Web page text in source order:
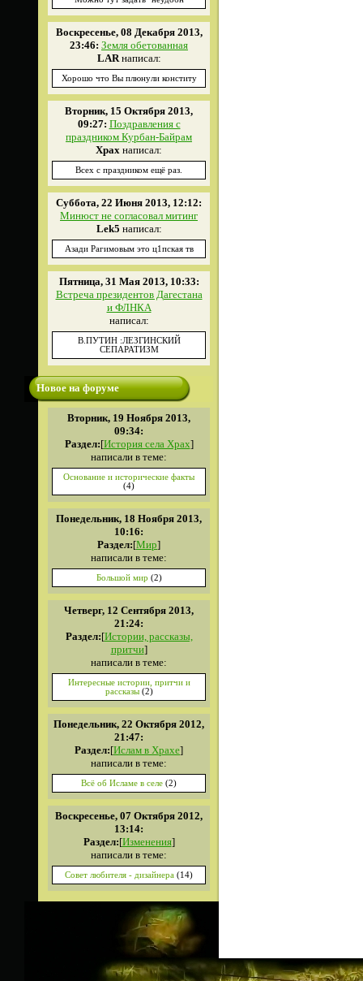
Воскресенье, 08 Декабря 2013,
23:46: Земля обетованная
LARнаписал:
Хорошо что Вы плюнули конститу
Вторник, 15 Октября 2013,
09:27: Поздравления с
праздником Курбан-Байрам
Xpax написал:
Всех с праздником ещё раз.
Суббота, 22 Июня 2013, 12:12:
Минюст не согласовал митинг
Lek5 написал:
Азади Рагимовым это ц1пская тв
Пятница, 31 Мая 2013, 10:33:
Встреча президентов Дагестана
и ФЛНКА
написал:
В.ПУТИН :ЛЕЗГИНСКИЙ
СЕПАРАТИЗМ
Новое на форуме
Вторник, 19 Ноября 2013,
09:34:
Раздел:[История села Храх]
написали в теме:
Основание и исторические факты
(4)
Понедельник, 18 Ноября 2013,
10:16:
Раздел:[Мир]
написали в теме:
Большой мир (2)
Четверг, 12 Сентября 2013,
21:24:
Раздел:[Истории, рассказы,
притчи]
написали в теме:
Интересные истории, притчи и
рассказы (2)
Понедельник, 22 Октября 2012,
21:47:
Раздел:[Ислам в Храхе]
написали в теме:
Всё об Исламе в селе (2)
Воскресенье, 07 Октября 2012,
13:14:
Раздел:[Изменения]
написали в теме:
Совет любителя - дизайнера (14)